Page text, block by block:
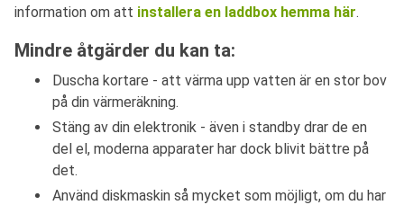
information om att installera en laddbox hemma här.
Mindre åtgärder du kan ta:
Duscha kortare - att värma upp vatten är en stor bov
på din värmeräkning.
Stäng av din elektronik - även i standby drar de en
del el, moderna apparater har dock blivit bättre på
det.
Använd diskmaskin så mycket som möjligt, om du har